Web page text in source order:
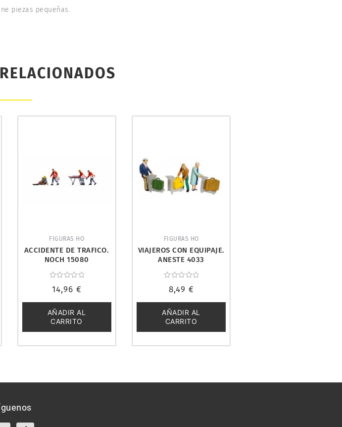
piezas pequeñas.
FIGURAS HO
ACCIDENTE DE TRAFICO.
NOCH 15080
con
de
5
14,96 €
AÑADIR AL
CARRITO
FIGURAS HO
VIAJEROS CON EQUIPAJE.
ANESTE 4033
con
de
5
8,49 €
AÑADIR AL
CARRITO